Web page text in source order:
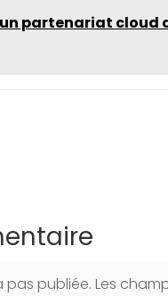
partenariat cloud
pas publiée. Les